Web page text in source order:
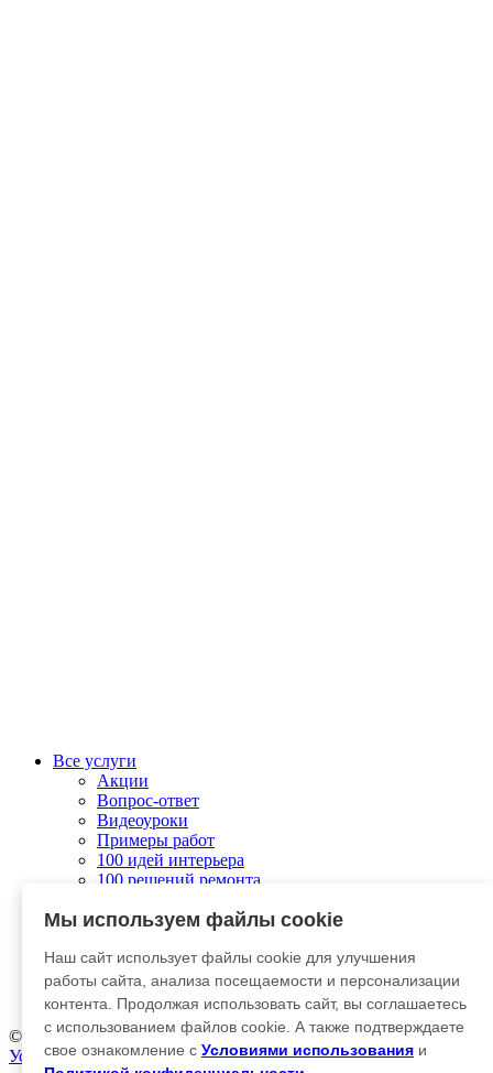
Все услуги
Акции
Вопрос-ответ
Видеоуроки
Примеры работ
100 идей интерьера
100 решений ремонта
О компании
Отправить заявку
Личный кабинет
Гарантия и возврат
© 2012-2025 Kraska-Dekor
Условия использования | Политика конфиденциальности
Мы используем файлы cookie
Наш сайт использует файлы cookie для улучшения
работы сайта, анализа посещаемости и персонализации
контента. Продолжая использовать сайт, вы соглашаетесь
с использованием файлов cookie. А также подтверждаете
свое ознакомление с Условиями использования и